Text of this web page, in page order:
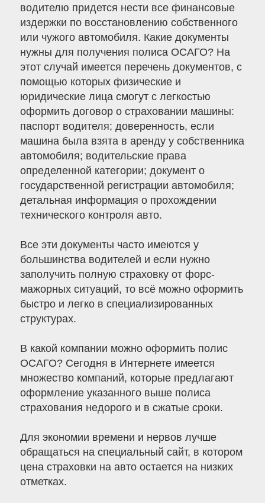
водителю придется нести все финансовые
издержки по восстановлению собственного
или чужого автомобиля. Какие документы
нужны для получения полиса ОСАГО? На
этот случай имеется перечень документов, с
помощью которых физические и
юридические лица смогут с легкостью
оформить договор о страховании машины:
паспорт водителя; доверенность, если
машина была взята в аренду у собственника
автомобиля; водительские права
определенной категории; документ о
государственной регистрации автомобиля;
детальная информация о прохождении
технического контроля авто.
Все эти документы часто имеются у
большинства водителей и если нужно
заполучить полную страховку от форс-
мажорных ситуаций, то всё можно оформить
быстро и легко в специализированных
структурах.
В какой компании можно оформить полис
ОСАГО? Сегодня в Интернете имеется
множество компаний, которые предлагают
оформление указанного выше полиса
страхования недорого и в сжатые сроки.
Для экономии времени и нервов лучше
обращаться на специальный сайт, в котором
цена страховки на авто остается на низких
отметках.